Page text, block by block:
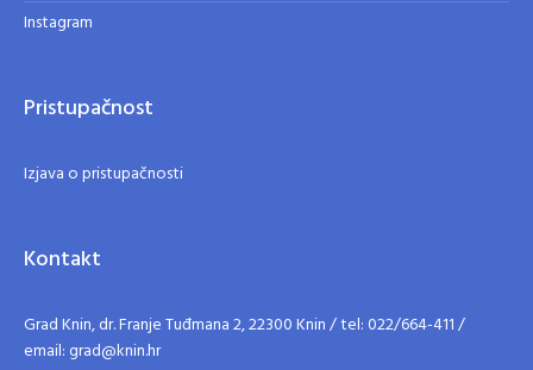
Instagram
Pristupačnost
Izjava o pristupačnosti
Kontakt
Grad Knin, dr. Franje Tuđmana 2, 22300 Knin / tel: 022/664-411 /
email: grad@knin.hr